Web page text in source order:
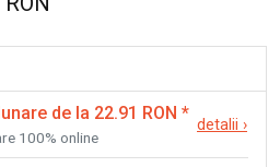
de la 22.91 RON *
100% online
detalii ›